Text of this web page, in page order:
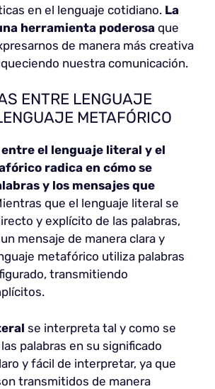
en el lenguaje cotidiano. La
herramienta poderosa que
de manera más creativa
nuestra comunicación.
ENTRE LENGUAJE
METAFÓRICO
el lenguaje literal y el
radica en cómo se
y los mensajes que
que el lenguaje literal se
y explícito de las palabras,
mensaje de manera clara y
metafórico utiliza palabras
transmitiendo
se interpreta tal y como se
palabras en su significado
y fácil de interpretar, ya que
transmitidos de manera